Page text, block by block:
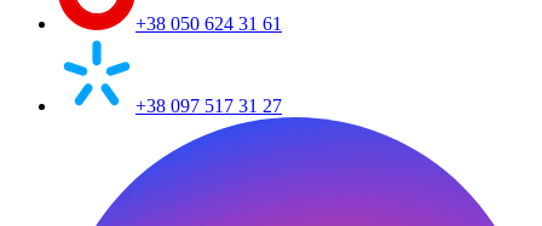
+38 050 624 31 61
+38 097 517 31 27